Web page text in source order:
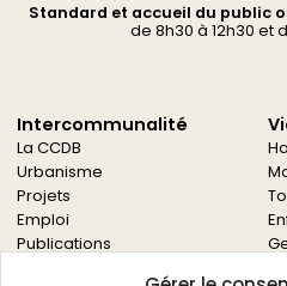
Standard et accueil du public
de 8h30 à 12h30 et
Intercommunalité
La CCDB
Urbanisme
Projets
Emploi
Publications